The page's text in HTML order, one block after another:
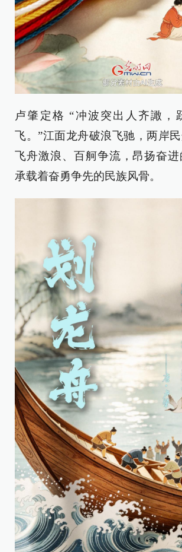
卢肇定格 “冲波突出人齐譀，
飞。”江面龙舟破浪飞驰，两岸民
飞舟激浪、百舸争流，昂扬奋进
承载着奋勇争先的民族风骨。